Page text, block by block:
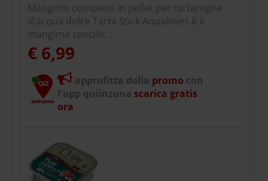
Mangime completo in pellet per tartarughe
d'acqua dolce Tarta Stick Aqualoves è il
mangime specific ...
€ 6,99
approfitta della promo con
l'app quiinzona scarica gratis
ora